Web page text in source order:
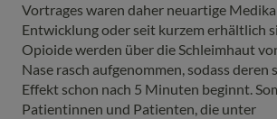
Vortrages waren daher neuartige
Entwicklung oder seit kurzem erhältlich
Opioide werden über die Schleimhaut
Nase rasch aufgenommen, sodass
Effekt schon nach 5 Minuten beginnt.
Patientinnen und Patienten, die unter